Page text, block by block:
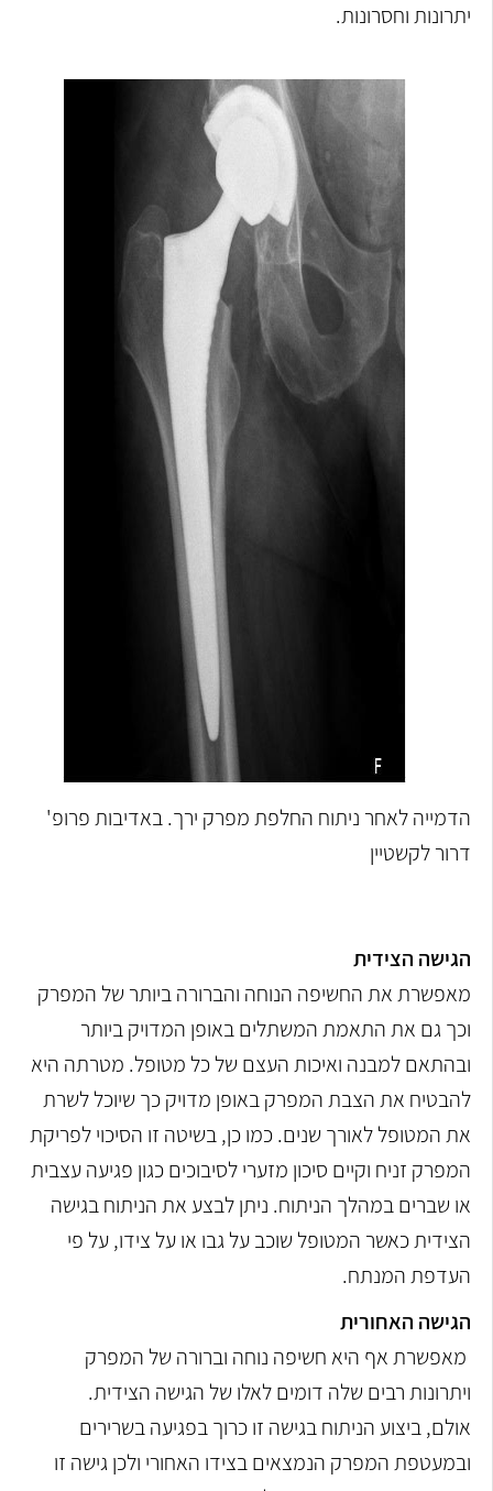
יתרונות וחסרונות.
הדמייה לאחר ניתוח החלפת מפרק ירך. באדיבות פרופ'
דרור לקשטיין
הגישה הצידית
מאפשרת את החשיפה הנוחה והברורה ביותר של המפרק
וכך גם את התאמת המשתלים באופן המדויק ביותר
ובהתאם למבנה ואיכות העצם של כל מטופל. מטרתה היא
להבטיח את הצבת המפרק באופן מדויק כך שיוכל לשרת
את המטופל לאורך שנים. כמו כן, בשיטה זו הסיכוי לפריקת
המפרק זניח וקיים סיכון מזערי לסיבוכים כגון פגיעה עצבית
או שברים במהלך הניתוח. ניתן לבצע את הניתוח בגישה
הצידית כאשר המטופל שוכב על גבו או על צידו, על פי
העדפת המנתח.
הגישה האחורית
מאפשרת אף היא חשיפה נוחה וברורה של המפרק
ויתרונות רבים שלה דומים לאלו של הגישה הצידית.
אולם, ביצוע הניתוח בגישה זו כרוך בפגיעה בשרירים
ובמעטפת המפרק הנמצאים בצידו האחורי ולכן גישה זו